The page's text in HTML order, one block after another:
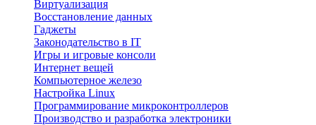
Виртуализация
Восстановление данных
Гаджеты
Законодательство в IT
Игры и игровые консоли
Интернет вещей
Компьютерное железо
Настройка Linux
Программирование микроконтроллеров
Производство и разработка электроники